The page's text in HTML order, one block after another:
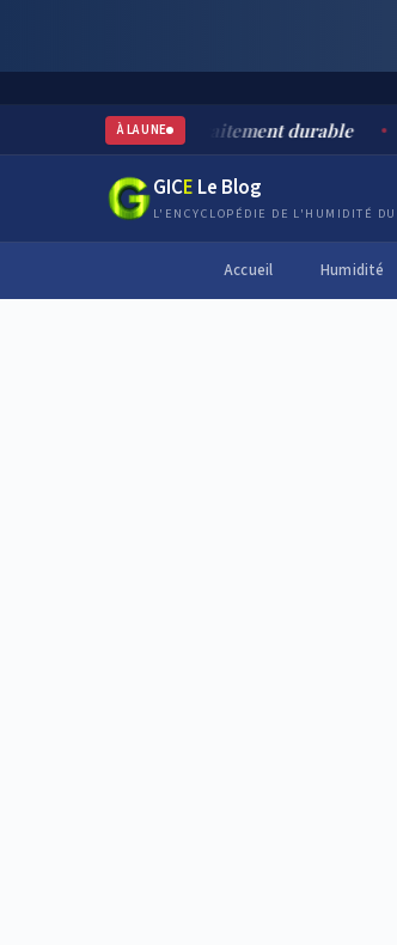
À LA UNE
risques et traitement durable VMI
GICE Le Blog
L'ENCYCLOPÉDIE DE L'HUMIDITÉ
Accueil Humidité